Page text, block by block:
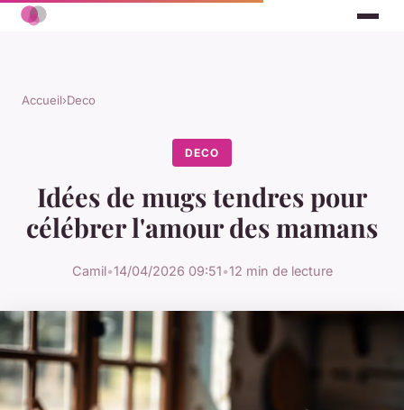
Accueil›Deco
DECO
Idées de mugs tendres pour
célébrer l'amour des mamans
Camil•14/04/2026 09:51•12 min de lecture